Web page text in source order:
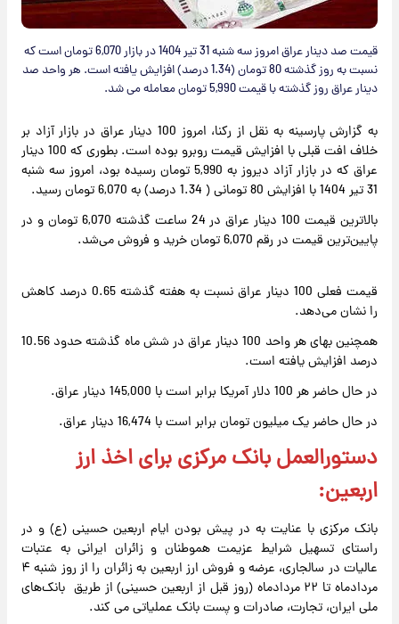
قیمت صد دینار عراق امروز سه شنبه 31 تیر 1404 در بازار 6,070 تومان است که
نسبت به روز گذشته 80 تومان (1.34 درصد) افزایش یافته است. هر واحد صد
دینار عراق روز گذشته با قیمت 5,990 تومان معامله می شد.
به گزارش پارسینه به نقل از رکنا، امروز 100 دینار عراق در بازار آزاد بر
خلاف افت قبلی با افزایش قیمت روبرو بوده است. بطوری که 100 دینار
عراق که در بازار آزاد دیروز به 5,990 تومان رسیده بود، امروز سه شنبه
31 تیر 1404 با افزایش 80 تومانی ( 1.34 درصد) به 6,070 تومان رسید.
بالاترین قیمت 100 دینار عراق در 24 ساعت گذشته 6,070 تومان و در
پایین‌ترین قیمت در رقم 6,070 تومان خرید و فروش می‌شد.
قیمت فعلی 100 دینار عراق نسبت به هفته گذشته 0.65 درصد کاهش
را نشان می‌دهد.
همچنین بهای هر واحد 100 دینار عراق در شش ماه گذشته حدود 10.56
درصد افزایش یافته است.
در حال حاضر هر 100 دلار آمریکا برابر است با 145,000 دینار عراق.
در حال حاضر یک میلیون تومان برابر است با 16,474 دینار عراق.
دستورالعمل بانک مرکزی برای اخذ ارز
اربعین:
بانک مرکزی با عنایت به در پیش بودن ایام اربعین حسینی (ع) و در
راستای تسهیل شرایط عزیمت هموطنان و زائران ایرانی به عتبات
عالیات در سال­جاری، عرضه و فروش ارز اربعین به زائران را از روز شنبه ۴
مردادماه تا ۲۲ مردادماه (روز قبل از اربعین حسینی) از طریق بانک‌های
ملی ایران، تجارت، صادرات و پست بانک عملیاتی می کند.